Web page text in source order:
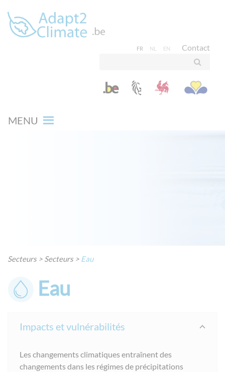
FR NL EN Contact
MENU
Secteurs > Secteurs > Eau
Eau
Impacts et vulnérabilités
Les changements climatiques entraînent des
changements dans les régimes de précipitations